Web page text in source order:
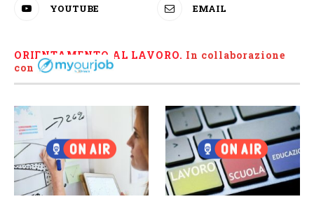
YOUTUBE EMAIL
ORIENTAMENTO AL LAVORO. In collaborazione
con